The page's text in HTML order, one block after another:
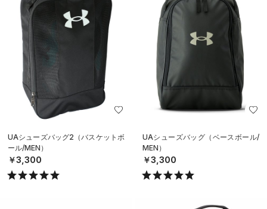
UAシューズバッグ2（バスケットボ
ール/MEN）
￥3,300
UAシューズバッグ（ベースボール/
MEN）
￥3,300